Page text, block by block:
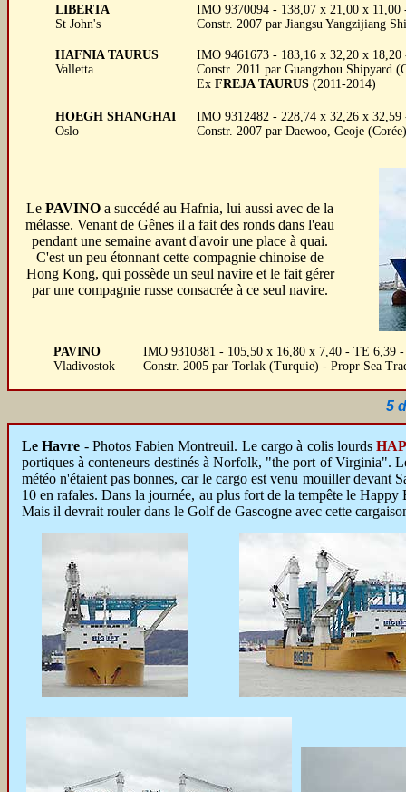
LIBERTA
St John's
IMO 9370094 - 138,07 x 21,00 x
Constr. 2007 par Jiangsu Yangzijiang
HAFNIA TAURUS
Valletta
IMO 9461673 - 183,16 x 32,20 x
Constr. 2011 par Guangzhou Shipyard
Ex FREJA TAURUS (2011-2014)
HOEGH SHANGHAI
Oslo
IMO 9312482 - 228,74 x 32,26 x
Constr. 2007 par Daewoo, Geoje
Le PAVINO a succédé au Hafnia, lui aussi avec de la
mélasse. Venant de Gênes il a fait des ronds dans l'eau
pendant une semaine avant d'avoir une place à quai.
C'est un peu étonnant cette compagnie chinoise de
Hong Kong, qui possède un seul navire et le fait gérer
par une compagnie russe consacrée à ce seul navire.
PAVINO
Vladivostok
IMO 9310381 - 105,50 x 16,80 x 7,40 - TE 6,39
Constr. 2005 par Torlak (Turquie) - Propr Sea
5
Le Havre - Photos Fabien Montreuil. Le cargo à colis lourds
portiques à conteneurs destinés à Norfolk, "the port of Virginia".
météo n'étaient pas bonnes, car le cargo est venu mouiller
10 en rafales. Dans la journée, au plus fort de la tempête le
Mais il devrait rouler dans le Golf de Gascogne avec cette